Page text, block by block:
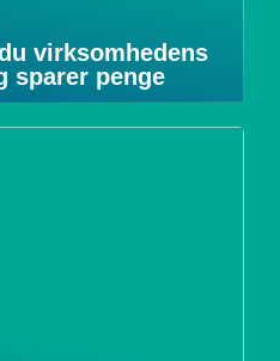
virksomhedens
sparer penge